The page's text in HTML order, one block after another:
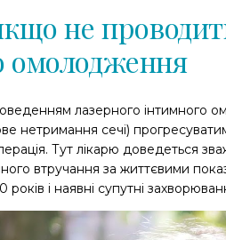
не
омолодження
лазерного інтимного
нетримання сечі)
Тут лікарю доведеться
втручання за життєвими
і наявні супутні